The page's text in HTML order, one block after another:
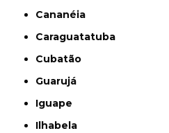
Cananéia
Caraguatatuba
Cubatão
Guarujá
Iguape
Ilhabela